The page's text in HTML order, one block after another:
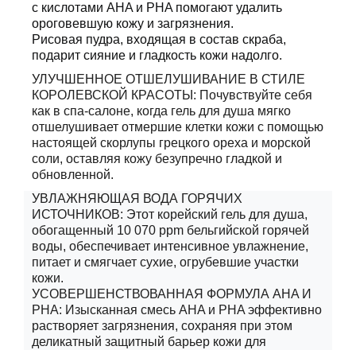
с кислотами AHA и PHA помогают удалить
ороговевшую кожу и загрязнения.
Рисовая пудра, входящая в состав скраба,
подарит сияние и гладкость кожи надолго.
УЛУЧШЕННОЕ ОТШЕЛУШИВАНИЕ В СТИЛЕ
КОРОЛЕВСКОЙ КРАСОТЫ: Почувствуйте себя
как в спа-салоне, когда гель для душа мягко
отшелушивает отмершие клетки кожи с помощью
настоящей скорлупы грецкого ореха и морской
соли, оставляя кожу безупречно гладкой и
обновленной.
УВЛАЖНЯЮЩАЯ ВОДА ГОРЯЧИХ
ИСТОЧНИКОВ: Этот корейский гель для душа,
обогащенный 10 070 ppm бельгийской горячей
воды, обеспечивает интенсивное увлажнение,
питает и смягчает сухие, огрубевшие участки
кожи.
УСОВЕРШЕНСТВОВАННАЯ ФОРМУЛА AHA И
PHA: Изысканная смесь AHA и PHA эффективно
растворяет загрязнения, сохраняя при этом
деликатный защитный барьер кожи для